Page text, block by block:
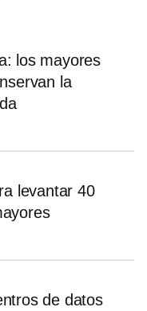
los mayores
la
levantar 40
de datos